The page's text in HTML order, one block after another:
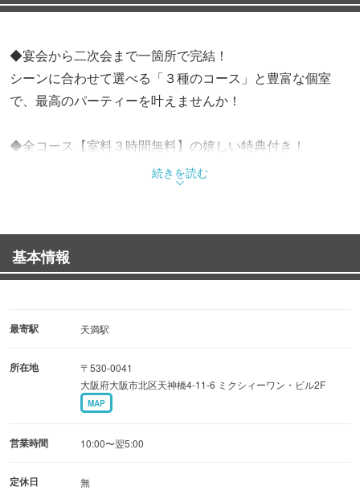
◆宴会から二次会まで一箇所で完結！
シーンに合わせて選べる「３種のコース」と豊富な個室
で、最高のパーティーを叶えませんか！
◆全コース【室料３時間無料】の嬉しい特典付き！
手軽に楽しめる「カジュアル」、人気の「スタンダー
ド」、さらに豪華な「デラックス」の３種から、ご予算や
な飲み放題プランも追加可能！
◆店内は１名様から大人数まで対応の完全個室を完備！
レストランルームなど、個性豊かなコンセプトルームも充
◆歓送迎会や誕生日会はもちろん、会議やテレワーク、レ
ッスンなど活用法は自由自在！
完全防音のプライベート空間で、自慢の料理とカラオケを
続きを読む
基本情報
最寄駅 天満駅
所在地
〒530-0041
大阪府大阪市北区天神橋4-11-6 ミクシィーワン・ビル2F
MAP
営業時間 10:00〜翌5:00
定休日 無